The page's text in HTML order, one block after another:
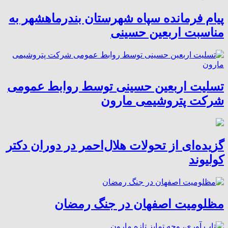
پیام فرمانده سپاه شهرستان بندرماهشهر به
مناسبت اربعین حسینی
تسلیت اربعین حسینی توسط روابط عمومی
شرکت پتروشیمی مارون
گزیده‌ای از تحولات هلال‌احمر در دوران دکتر
کولیوند
مظلومیت اصفهان در جنگ رمضان